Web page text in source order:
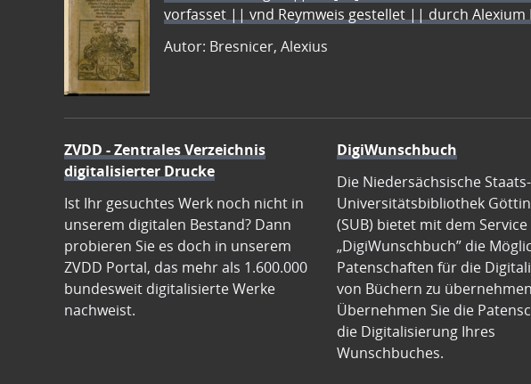
vorfasset || vnd Reymweis gestellet || durch
Autor: Bresnicer, Alexius
ZVDD - Zentrales Verzeichnis
digitalisierter Drucke
Ist Ihr gesuchtes Werk noch nicht in
unserem digitalen Bestand? Dann
probieren Sie es doch in unserem
ZVDD Portal, das mehr als 1.600.000
bundesweit digitalisierte Werke
nachweist.
DigiWunschbuch
Die Niedersächsische
Universitätsbibliothek
(SUB) bietet mit dem Service
„DigiWunschbuch” die
Patenschaften für die
von Büchern zu
Übernehmen Sie die
die Digitalisierung Ihres
Wunschbuches.